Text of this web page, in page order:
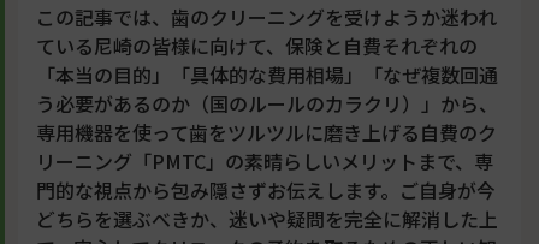
この記事では、歯のクリーニングを受けようか迷われ
ている尼崎の皆様に向けて、保険と自費それぞれの
「本当の目的」「具体的な費用相場」「なぜ複数回通
う必要があるのか（国のルールのカラクリ）」から、
専用機器を使って歯をツルツルに磨き上げる自費のク
リーニング「PMTC」の素晴らしいメリットまで、専
門的な視点から包み隠さずお伝えします。ご自身が今
どちらを選ぶべきか、迷いや疑問を完全に解消した上